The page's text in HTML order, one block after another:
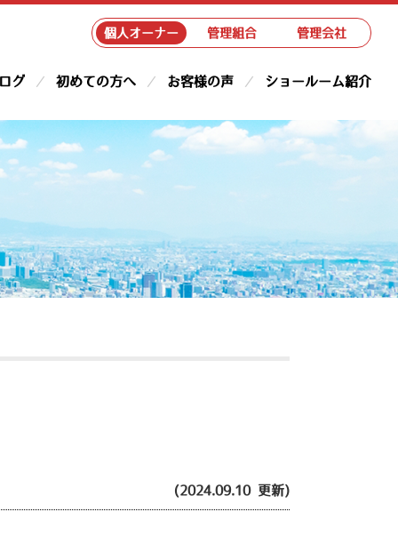
個人オーナー 管理組合 管理会社
グ 初めての方へ お客様の声 ショールーム紹介
(2024.09.10 更新)